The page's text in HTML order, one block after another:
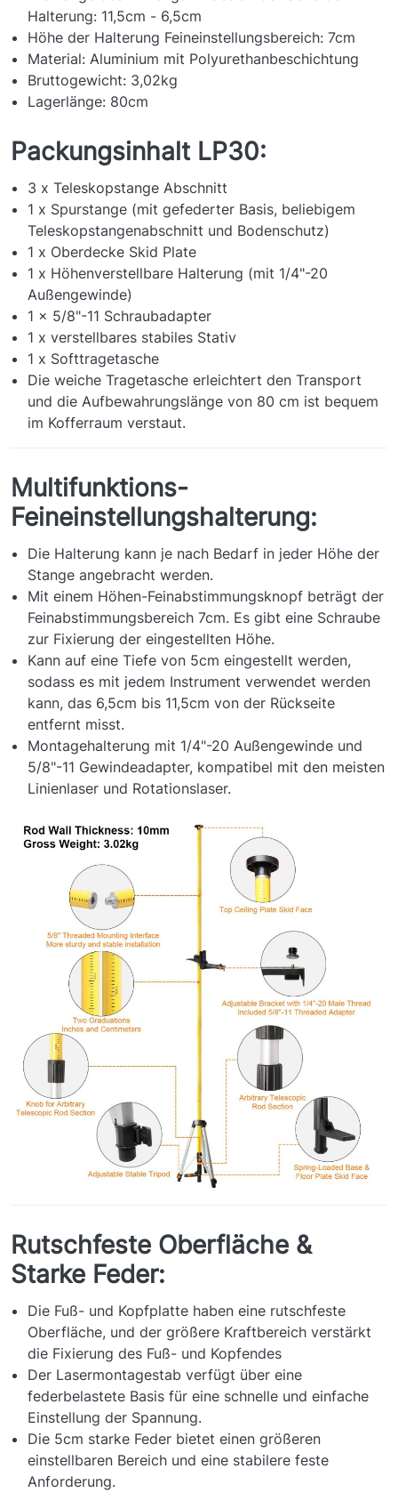
Halterung: 11,5cm - 6,5cm
Höhe der Halterung Feineinstellungsbereich: 7cm
Material: Aluminium mit Polyurethanbeschichtung
Bruttogewicht: 3,02kg
Lagerlänge: 80cm
Packungsinhalt LP30:
3 x Teleskopstange Abschnitt
1 x Spurstange (mit gefederter Basis, beliebigem
Teleskopstangenabschnitt und Bodenschutz)
1 x Oberdecke Skid Plate
1 x Höhenverstellbare Halterung (mit 1/4"-20
Außengewinde)
1 x 5/8"-11 Schraubadapter
1 x verstellbares stabiles Stativ
1 x Softtragetasche
Die weiche Tragetasche erleichtert den Transport
und die Aufbewahrungslänge von 80 cm ist bequem
im Kofferraum verstaut.
Multifunktions-
Feineinstellungshalterung:
Die Halterung kann je nach Bedarf in jeder Höhe der
Stange angebracht werden.
Mit einem Höhen-Feinabstimmungsknopf beträgt der
Feinabstimmungsbereich 7cm. Es gibt eine Schraube
zur Fixierung der eingestellten Höhe.
Kann auf eine Tiefe von 5cm eingestellt werden,
sodass es mit jedem Instrument verwendet werden
kann, das 6,5cm bis 11,5cm von der Rückseite
entfernt misst.
Montagehalterung mit 1/4"-20 Außengewinde und
5/8"-11 Gewindeadapter, kompatibel mit den meisten
Linienlaser und Rotationslaser.
Rutschfeste Oberfläche &
Starke Feder:
Die Fuß- und Kopfplatte haben eine rutschfeste
Oberfläche, und der größere Kraftbereich verstärkt
die Fixierung des Fuß- und Kopfendes
Der Lasermontagestab verfügt über eine
federbelastete Basis für eine schnelle und einfache
Einstellung der Spannung.
Die 5cm starke Feder bietet einen größeren
einstellbaren Bereich und eine stabilere feste
Anforderung.